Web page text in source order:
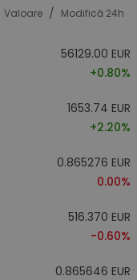
Valoare / Modifică 24h
56129.00 EUR
+0.80%
1653.74 EUR
+2.20%
0.865276 EUR
0.00%
516.370 EUR
-0.60%
0.865646 EUR